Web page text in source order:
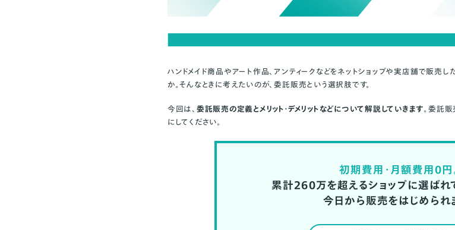
ハンドメイド商品やアート作品、アンティークなどをネットショップや実店舗で販売
か。そんなときに考えたいのが、委託販売という選択肢です。
今回は、 委託販売の定義とメリット・デメリットなどについて解説していきます。委託
にしてください。
初期費用・月額費用0円
累計260万を超えるショップに選ばれ
今日から販売をはじめられ